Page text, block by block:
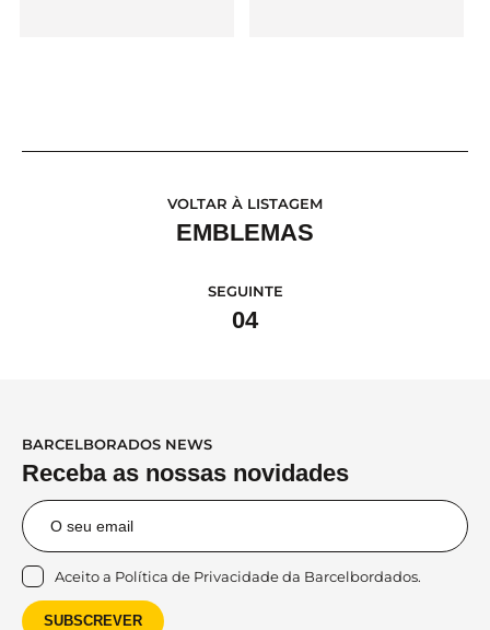
VOLTAR À LISTAGEM
EMBLEMAS
SEGUINTE
04
BARCELBORADOS NEWS
Receba as nossas novidades
Aceito a Política de Privacidadeda Barcelbordados.
SUBSCREVER